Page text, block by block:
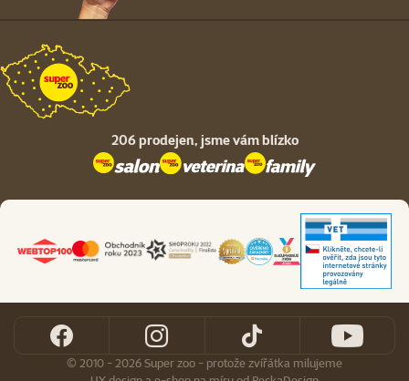
206 prodejen, jsme vám blízko
© 2010 - 2026 Super zoo - protože zvířátka milujeme